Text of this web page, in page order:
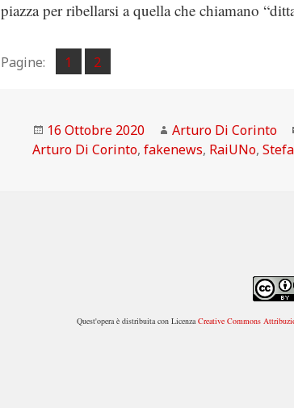
piazza per ribellarsi a quella che chiamano
Pagine: Pagina
1 ,
Pagina
2
Scritto
il
16 Ottobre 2020 Autore
Arturo Di Corinto
Arturo Di Corinto,fakenews, RaiUNo,
Quest'opera è distribuita con LicenzaCreative Commons